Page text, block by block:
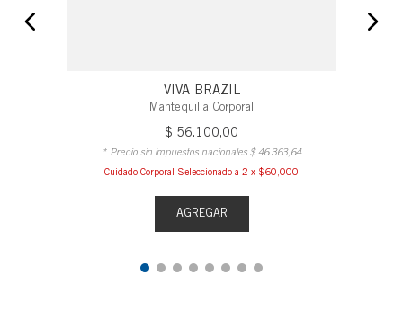
VIVA BRAZIL
Mantequilla Corporal
$ 56.100,00
* Precio sin impuestos nacionales $ 46.363, 64
Cuidado Corporal Seleccionado a 2 x $60,000
AGREGAR